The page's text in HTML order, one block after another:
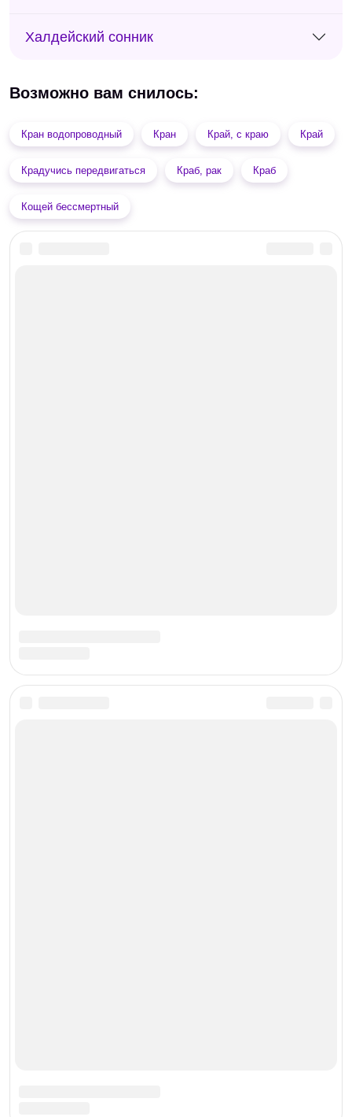
Халдейский сонник
Возможно вам снилось:
Кран водопроводный Кран Край, с краю Край
Крадучись передвигаться Краб, рак Краб
Кощей бессмертный